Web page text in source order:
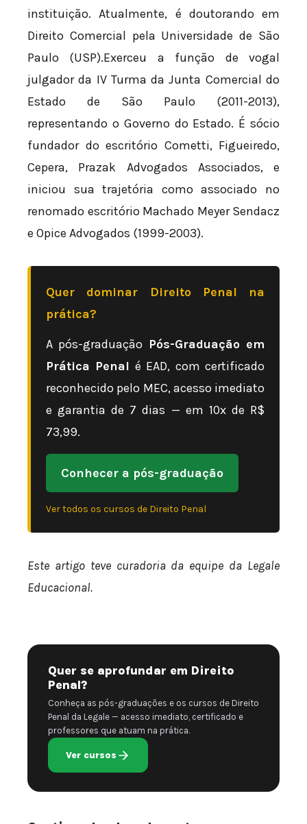
instituição. Atualmente, é doutorando em
Direito Comercial pela Universidade de São
Paulo (USP).Exerceu a função de vogal
julgador da IV Turma da Junta Comercial do
Estado de São Paulo (2011-2013),
representando o Governo do Estado. É sócio
fundador do escritório Cometti, Figueiredo,
Cepera, Prazak Advogados Associados, e
iniciou sua trajetória como associado no
renomado escritório Machado Meyer Sendacz
e Opice Advogados (1999-2003).
Quer dominar Direito Penal na
prática?
A pós-graduação Pós-Graduação em
Prática Penal é EAD, com certificado
reconhecido pelo MEC, acesso imediato
e garantia de 7 dias — em 10x de R$
73,99.
Conhecer a pós-graduação
Ver todos os cursos de Direito Penal
Este artigo teve curadoria da equipe da Legale
Educacional.
Quer se aprofundar em Direito
Penal?
Conheça as pós-graduações e os cursos de Direito
Penal da Legale — acesso imediato, certificado e
professores que atuam na prática.
Ver cursos